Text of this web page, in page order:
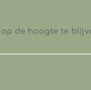
op de hoogte te